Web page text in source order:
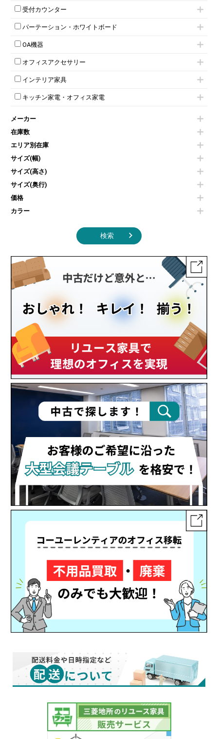
収納家具その他
両開書庫
ラテラル書庫
8人用ロッカー
多人数ロッカー
ダイヤル錠ロッカー
ダイヤル錠ロッカー
ワードローブ・クローゼット
カウンターテーブル
T字脚テーブル
会議テーブルW1200～
会議テーブルW1800～
平行スタックテーブル
会議テーブルその他
テーブル付きミーティングチェア
ネスティングミーティングチェア
折りたたみミーティングチェア
ハイチェア
ミーティングチェアその他
応接セット
応接ソファ
応接チェア
応接テーブル
応接・役員家具その他
受付カウンター
ローカウンター
ラウンジカウンター
受付カウンターその他
パーテーション・ホワイトボード
パーテーション
自立タイプパーテーション
パーテーションその他
脚付ホワイトボード
壁掛けホワイトボード
ホワイトボードその他
OA機器
電話機（ビジネスフォン）
シュレッダー
プロジェクター
スクリーン
その他OA機器
オフィスアクセサリー
チェア用台車
演台・講演台・演説台
防音パネル
個室ブース
コートハンガー・ポールハンガー
傘立て
食器棚・キッチンキャビネット
カタログスタンド
オフィスアクセサリーその他
インテリア家具
モールドチェア
ダイニングチェア
カウンターテーブル
センターテーブル・サイドテーブル
ベンチ・スツール
ソファ
シェルフ
ダストボックス（ゴミ箱）
インテリア家具その他
キッチン家電・オフィス家電
冷蔵庫・洗濯機
空気清浄機・加湿器
液晶テレビ・モニター類
エアコン
掃除機
季節家電
メーカー
在庫数
エリア別在庫
サイズ(幅)
サイズ(高さ)
サイズ(奥行)
価格
カラー
検索